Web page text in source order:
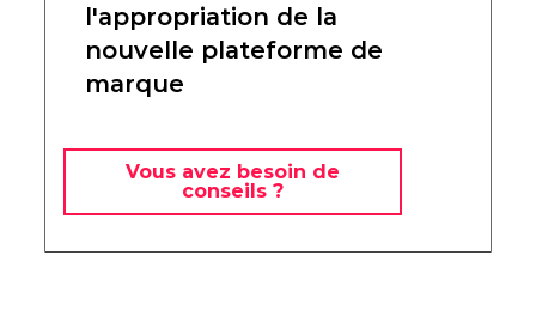
l'appropriation de la
nouvelle plateforme de
marque
Vous avez besoin de
conseils ?